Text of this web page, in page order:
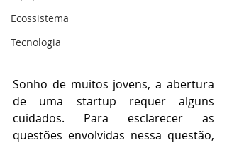
Ecossistema
Tecnologia
Sonho de muitos jovens, a abertura
de uma startup requer alguns
cuidados. Para esclarecer as
questões envolvidas nessa questão,